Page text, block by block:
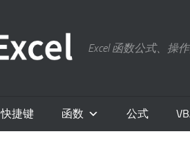
Excel 函数公式、操
快捷键 函数 公式